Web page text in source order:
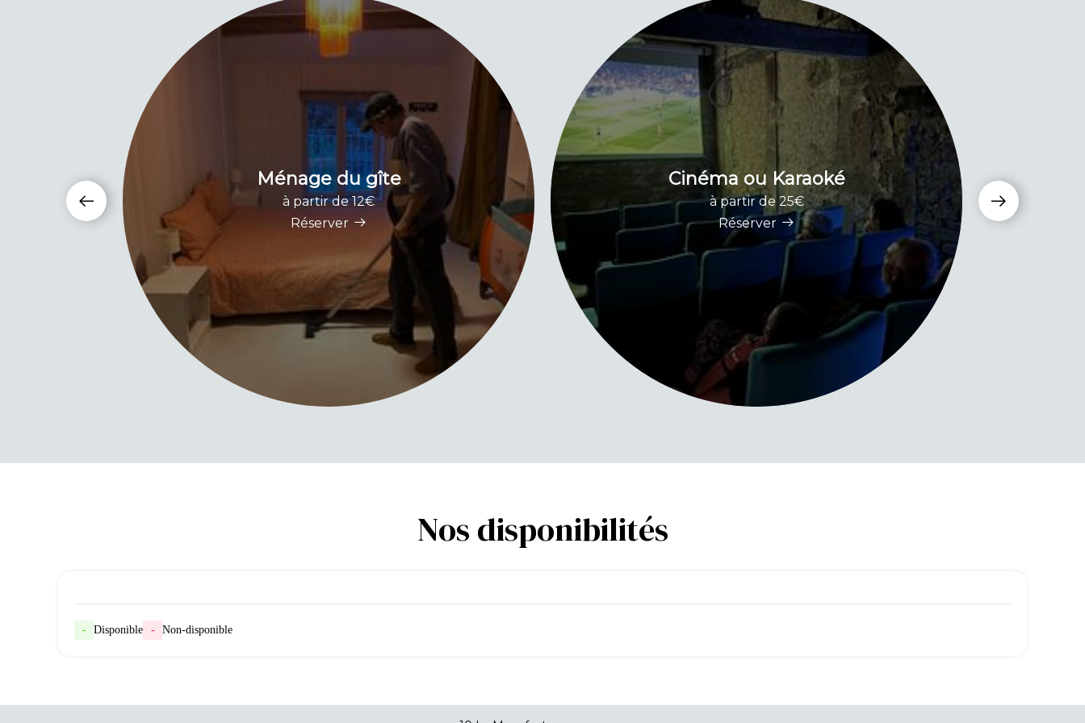
Ménage du gîte
à partir de 12€
Réserver
Cinéma ou Karaoké
à partir de 25€
Réserver
Nos disponibilités
- Disponible - Non-disponible